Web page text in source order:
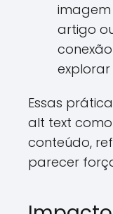
artigo
Essas
alt text
conteúdo,
parecer